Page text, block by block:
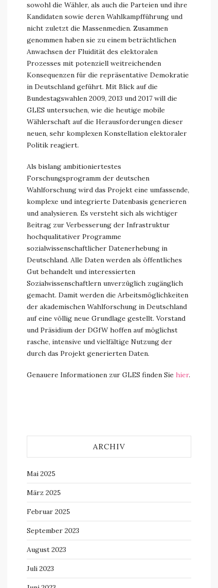
sowohl die Wähler, als auch die Parteien und ihre
Kandidaten sowie deren Wahlkampfführung und
nicht zuletzt die Massenmedien. Zusammen
genommen haben sie zu einem beträchtlichen
Anwachsen der Fluidität des elektoralen
Prozesses mit potenziell weitreichenden
Konsequenzen für die repräsentative Demokratie
in Deutschland geführt. Mit Blick auf die
Bundestagswahlen 2009, 2013 und 2017 will die
GLES untersuchen, wie die heutige mobile
Wählerschaft auf die Herausforderungen dieser
neuen, sehr komplexen Konstellation elektoraler
Politik reagiert.
Als bislang ambitioniertestes
Forschungsprogramm der deutschen
Wahlforschung wird das Projekt eine umfassende,
komplexe und integrierte Datenbasis generieren
und analysieren. Es versteht sich als wichtiger
Beitrag zur Verbesserung der Infrastruktur
hochqualitativer Programme
sozialwissenschaftlicher Datenerhebung in
Deutschland. Alle Daten werden als öffentliches
Gut behandelt und interessierten
Sozialwissenschaftlern unverzüglich zugänglich
gemacht. Damit werden die Arbeitsmöglichkeiten
der akademischen Wahlforschung in Deutschland
auf eine völlig neue Grundlage gestellt. Vorstand
und Präsidium der DGfW hoffen auf möglichst
rasche, intensive und vielfältige Nutzung der
durch das Projekt generierten Daten.
Genauere Informationen zur GLES finden Sie hier.
ARCHIV
Mai 2025
März 2025
Februar 2025
September 2023
August 2023
Juli 2023